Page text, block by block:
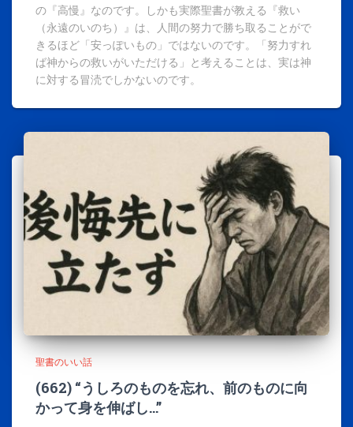
の『高慢』なのです。しかも実際聖書が教える『救い
（永遠のいのち）』は、人間の努力で勝ち取ることがで
きるほど「安っぽいもの」ではないのです。「努力すれ
ば神からの救いがいただける」と考えることは、実は神
に対する冒涜でしかないのです。
聖書のいい話
(662) “うしろのものを忘れ、前のものに向
かって身を伸ばし…”